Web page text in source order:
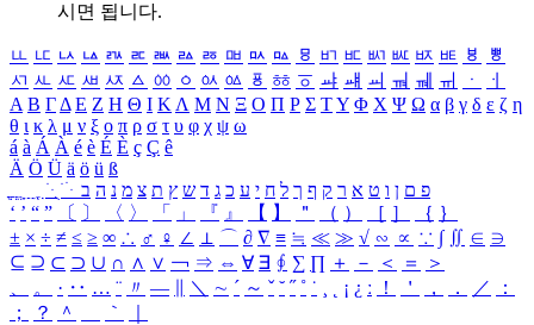
시면 됩니다.
ㅥ ㅦ ㅧ ㅨ ㅩ ㅪ ㅫ ㅬ ㅭ ㅮ ㅯ ㅰ ㅱ ㅲ ㅳ ㅴ ㅵ ㅶ ㅷ ㅸ
ㅹ
ㅺ ㅻ ㅼ ㅽ ㅾ ㅿ ㆀ ㆁ ㆂ ㆃ ㆄ ㆅ ㆆ ㆇ ㆈ ㆉ ㆊ ㆋ ㆌ ㆍ
ㆎ
Α Β ΓΔ Ε Ζ Η Θ Ι ΚΛ Μ Ν Ξ Ο Π Ρ Σ ΤΥ Φ Χ Ψ Ω α β γ δ ε ζ η
θ ι κ λ μ ν ξ ο π ρ σ τ υ φ χ ψ ω
á à Á À é è É È ç Ç ê
Ä Ö Ü ä ö ü ß
ִֶֹ ֻּ ׁׂ פ ם ן ו ט א ר ק ף ך ל ח י ע כ ג ד ש ץ ת צ מ נ ה ב
‘ ’ “ ” 〔 〕 〈 〉 「 」 『 』 【 】 ＂ （ ） ［ ］ ｛ ｝
± × ÷ ≠ ≤ ≥ ∞ ∴ ♂ ♀ ∠ ⊥ ⌒ ∂ ∇ ≡ ≒ ≪ ≫ √ ∽ ∝ ∵ ∫ ∬ ∈ ∋
⊆ ⊇ ⊂ ⊃ ∪ ∩ ∧ ∨ ￢ ⇒ ⇔ ∀ ∃ ∮ ∑ ∏ ＋ － ＜ ＝
＞
、
。 · ‥ … ¨ 〃 ― ＼ ∼ ´ ～ ˇ ˘ ˝ ˚ ˙ ¸ ¡ ¿ ː ！ ＇ ， ． ／
：
；
？ ＾ ｀